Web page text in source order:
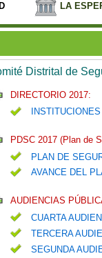
LA
Distrital de
DIRECTORIO 2017:
PDSC 2017 (Plan de
PLAN DE
AVANCE DEL
AUDIENCIAS
CUARTA
TERCERA
SEGUNDA